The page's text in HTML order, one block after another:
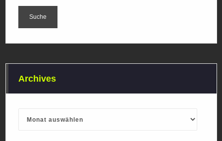
Archives